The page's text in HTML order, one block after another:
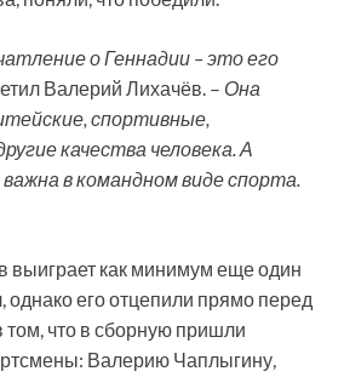
о Геннадии – это его
Валерий Лихачёв. – Она
спортивные,
качества человека. А
в командном виде спорта.
выиграет как минимум еще один
однако его отцепили прямо перед
что в сборную пришли
Валерию Чаплыгину,